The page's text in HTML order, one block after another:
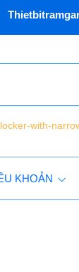
with-
KHOẢN